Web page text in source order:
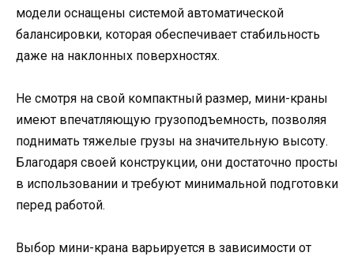
модели оснащены системой автоматической
балансировки, которая обеспечивает стабильность
даже на наклонных поверхностях.
Не смотря на свой компактный размер, мини-краны
имеют впечатляющую грузоподъемность, позволяя
поднимать тяжелые грузы на значительную высоту.
Благодаря своей конструкции, они достаточно просты
в использовании и требуют минимальной подготовки
перед работой.
Выбор мини-крана варьируется в зависимости от